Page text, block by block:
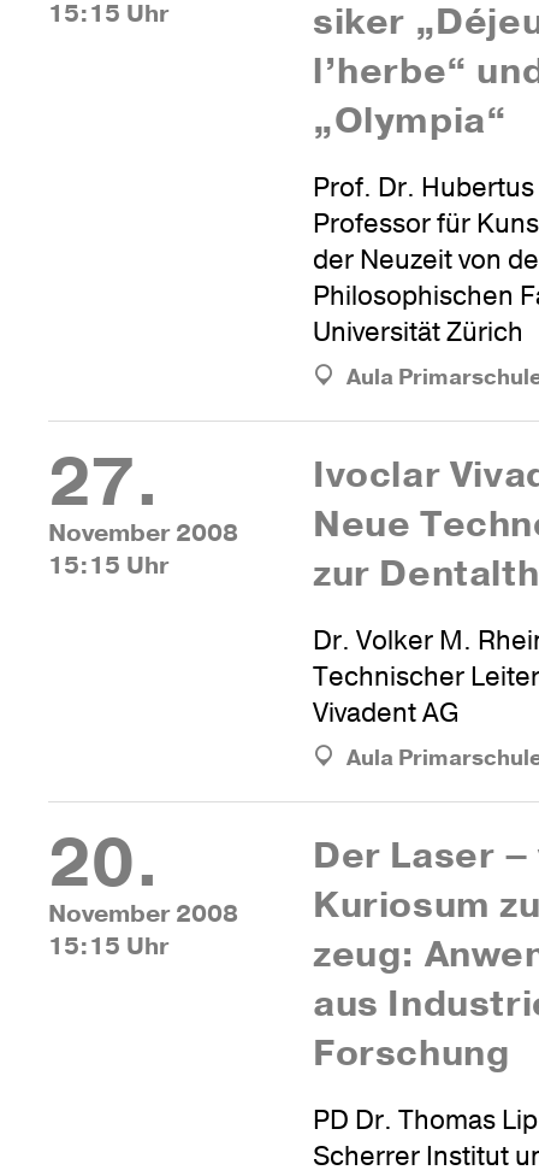
15:15 Uhr
siker
l’herbe“
„Olympia“
Prof. Dr.
Professor für
der Neuzeit von
Philosophischen
Universität Zürich
Aula
27.
November 2008
15:15 Uhr
Ivoclar
Neue
zur
Dr. Volker M.
Technischer
Vivadent AG
Aula
20.
November 2008
15:15 Uhr
Der Laser –
Kuriosum
zeug:
aus
Forschung
PD Dr. Thomas
Scherrer Institut